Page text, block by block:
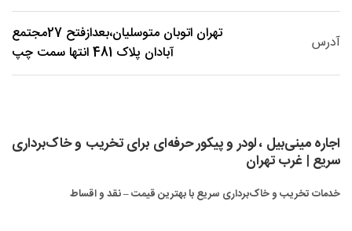
آدرس
تهران اتوبان متوسلیان،بعدازفتح 27مجتمع
آبادان پلاک 481 انتها سمت چپ
اجاره مینی‌بیل ، لودر و پیکور حرفه‌ای برای تخریب و خاک‌برداری
سریع | غرب تهران
خدمات تخریب و خاک‌برداری سریع با بهترین قیمت – نقد و اقساط